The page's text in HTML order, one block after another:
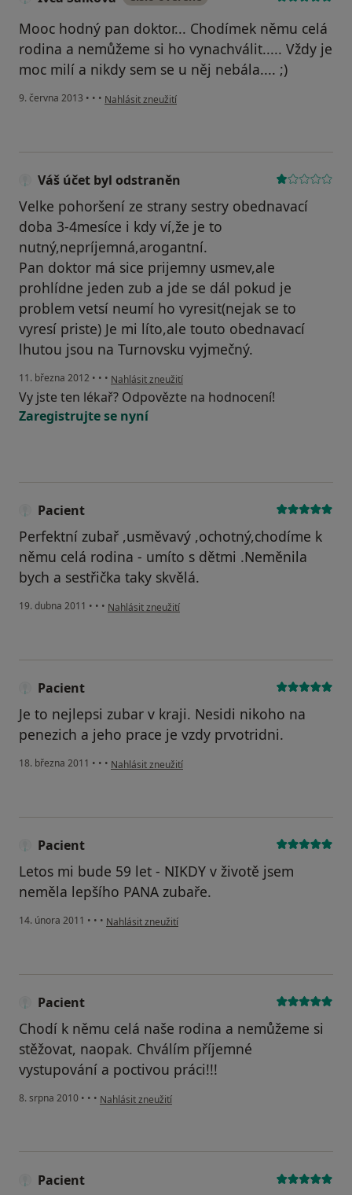
Mooc hodný pan doktor... Chodímek němu celá
rodina a nemůžeme si ho vynachválit..... Vždy je
moc milí a nikdy sem se u něj nebála.... ;)
9. června 2013 • • • podle názoru uživatele Ivča Šálková
Nahlásit zneužití
Váš účet byl odstraněn
Velke pohoršení ze strany sestry obednavací
doba 3-4mesíce i kdy ví,že je to
nutný,nepríjemná,arogantní.
Pan doktor má sice prijemny usmev,ale
prohlídne jeden zub a jde se dál pokud je
problem vetsí neumí ho vyresit(nejak se to
vyresí priste) Je mi líto,ale touto obednavací
lhutou jsou na Turnovsku vyjmečný.
11. března 2012 • • • podle názoru uživatele Váš účet byl odstraněn
Nahlásit zneužití
Vy jste ten lékař? Odpovězte na hodnocení!
Zaregistrujte se nyní
Pacient
Perfektní zubař ,usměvavý ,ochotný,chodíme k
němu celá rodina - umíto s dětmi .Neměnila
bych a sestřička taky skvělá.
19. dubna 2011 • • • podle názoru uživatele Pacient
Nahlásit zneužití
Pacient
Je to nejlepsi zubar v kraji. Nesidi nikoho na
penezich a jeho prace je vzdy prvotridni.
18. března 2011 • • • podle názoru uživatele Pacient
Nahlásit zneužití
Pacient
Letos mi bude 59 let - NIKDY v životě jsem
neměla lepšího PANA zubaře.
14. února 2011 • • • podle názoru uživatele Pacient
Nahlásit zneužití
Pacient
Chodí k němu celá naše rodina a nemůžeme si
stěžovat, naopak. Chválím příjemné
vystupování a poctivou práci!!!
8. srpna 2010 • • • podle názoru uživatele Pacient
Nahlásit zneužití
Pacient